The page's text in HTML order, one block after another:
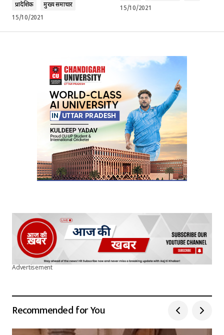
प्रादेशिक
मुख्य समाचार
15/10/2021
15/10/2021
Advertisement
Recommended for You